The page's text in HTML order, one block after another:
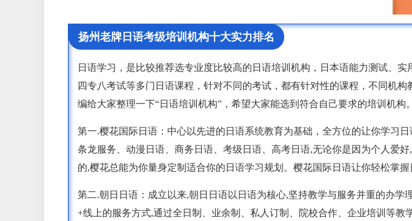
扬州老牌日语考级培训机构十大实力排名
日语学习，是比较推荐选专业度比较高的日语培训机构，日本语能力测试、实
四专八考试等多门日语课程，针对不同的考试，都有针对性的课程，不同机构
编给大家整理一下“日语培训机构”，希望大家能选到符合自己要求的培训机构。
第一.樱花国际日语：中心以先进的日语系统教育为基础，全方位的让你学习
条龙服务、动漫日语、商务日语、考级日语、高考日语,无论你是因为个人爱
的,樱花总能为你量身定制适合你的日语学习规划。樱花国际日语让你轻松掌握
第二.朝日日语：成立以来,朝日日语以日语为核心,坚持教学与服务并重的办学
+线上的服务方式,通过全日制、业余制、私人订制、院校合作、企业培训等教